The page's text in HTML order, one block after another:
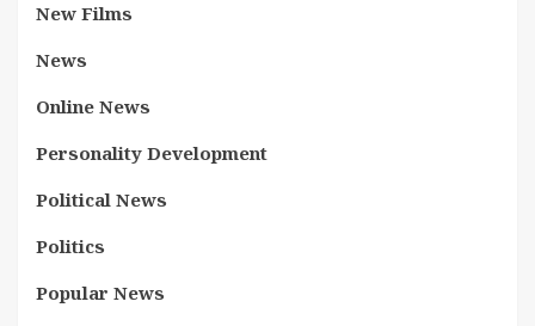
New Films
News
Online News
Personality Development
Political News
Politics
Popular News